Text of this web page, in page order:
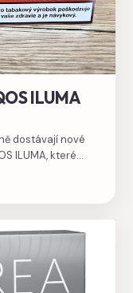
ILUMA
dostávají nové
ILUMA, které
názvy.